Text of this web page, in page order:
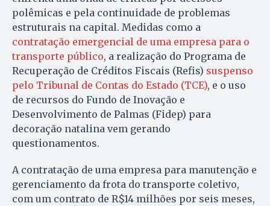
polêmicas e pela continuidade de problemas
estruturais na capital. Medidas como a
contratação emergencial de uma empresa para o
transporte público, a realização do Programa de
Recuperação de Créditos Fiscais (Refis) suspenso
pelo Tribunal de Contas do Estado (TCE), e o uso
de recursos do Fundo de Inovação e
Desenvolvimento de Palmas (Fidep) para
decoração natalina vem gerando
questionamentos.
A contratação de uma empresa para manutenção e
gerenciamento da frota do transporte coletivo,
com um contrato de R$14 milhões por seis meses,